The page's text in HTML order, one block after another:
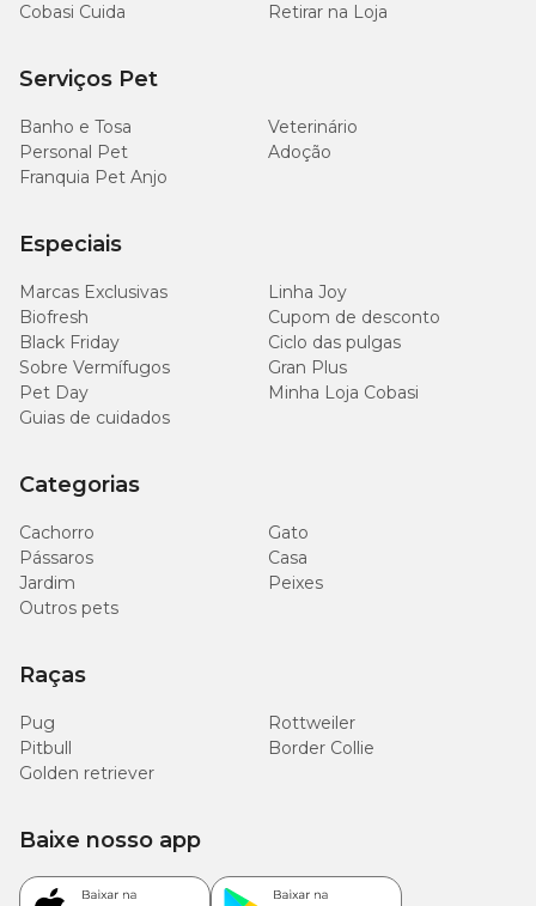
Cobasi Cuida
Retirar na Loja
Serviços Pet
Banho e Tosa
Veterinário
Personal Pet
Adoção
Franquia Pet Anjo
Especiais
Marcas Exclusivas
Linha Joy
Biofresh
Cupom de desconto
Black Friday
Ciclo das pulgas
Sobre Vermífugos
Gran Plus
Pet Day
Minha Loja Cobasi
Guias de cuidados
Categorias
Cachorro
Gato
Pássaros
Casa
Jardim
Peixes
Outros pets
Raças
Pug
Rottweiler
Pitbull
Border Collie
Golden retriever
Baixe nosso app